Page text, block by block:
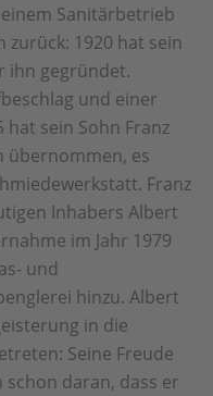
Sanitärbetrieb
1920 hat sein
ihn gegründet.
und einer
sein Sohn Franz
übernommen, es
Franz
Inhabers Albert
im Jahr 1979
und
hinzu. Albert
in die
Seine Freude
schon daran, dass er